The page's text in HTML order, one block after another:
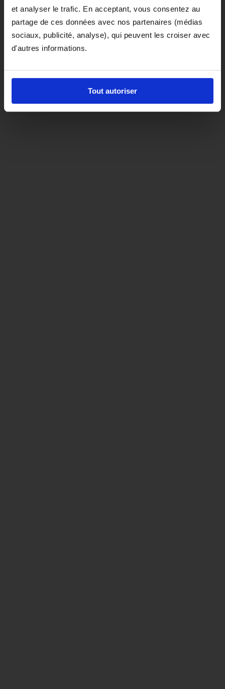
et analyser le trafic. En acceptant, vous consentez au
partage de ces données avec nos partenaires (médias
sociaux, publicité, analyse), qui peuvent les croiser avec
d'autres informations.
Tout autoriser
D'ici là, si vous souhaitez le coloris noir,
orientez-vous vers la matière "indispensable"